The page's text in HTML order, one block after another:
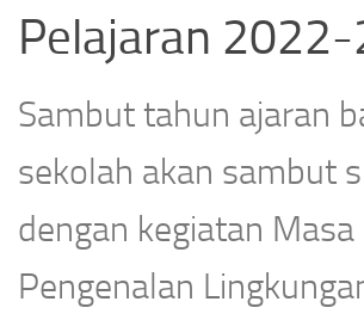
Pelajaran
Sambut tahun ajaran
sekolah akan sambut
dengan kegiatan Masa
Pengenalan